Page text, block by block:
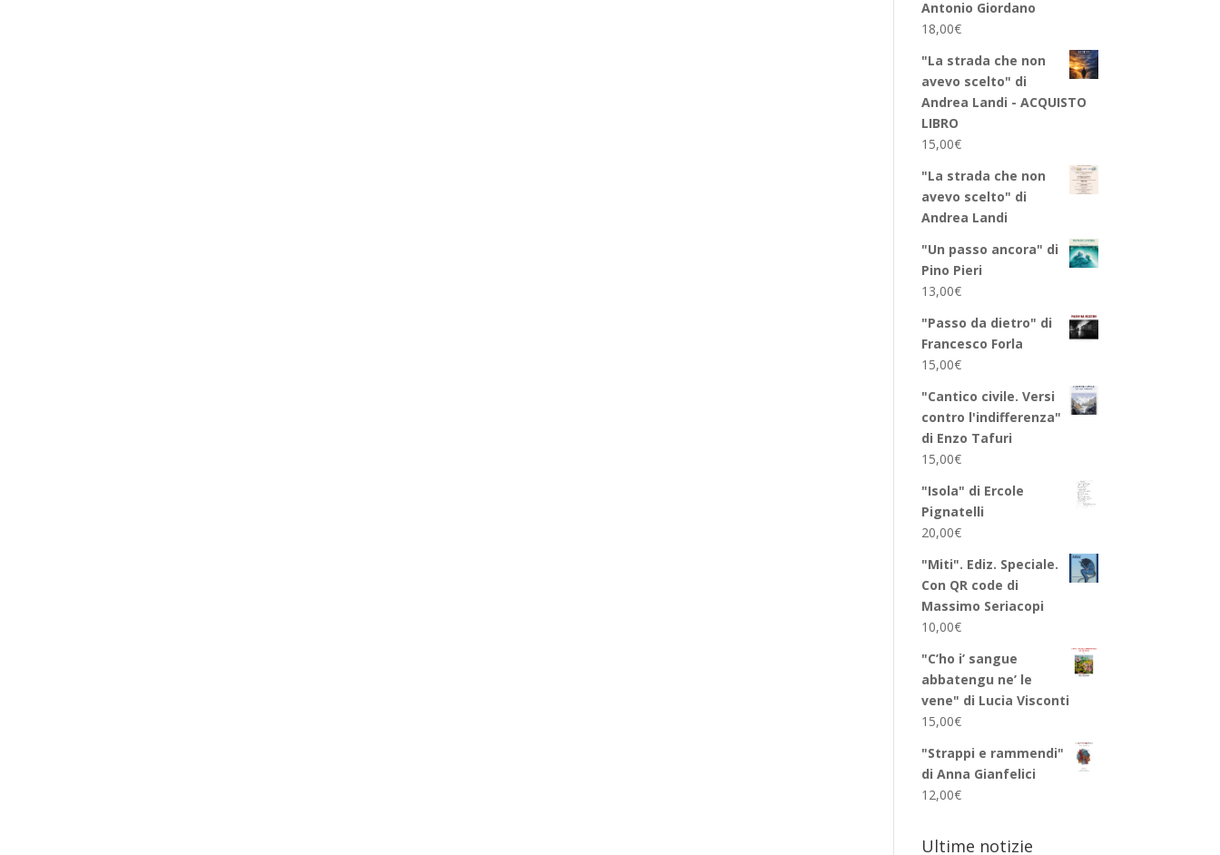
Antonio Giordano
18,00€
"La strada che non
avevo scelto" di
Andrea Landi - ACQUISTO
LIBRO
15,00€
"La strada che non
avevo scelto" di
Andrea Landi
"Un passo ancora" di
Pino Pieri
13,00€
"Passo da dietro" di
Francesco Forla
15,00€
"Cantico civile. Versi
contro l'indifferenza"
di Enzo Tafuri
15,00€
"Isola" di Ercole
Pignatelli
20,00€
"Miti". Ediz. Speciale.
Con QR code di
Massimo Seriacopi
10,00€
"C’ho i’ sangue
abbatengu ne’ le
vene" di Lucia Visconti
15,00€
"Strappi e rammendi"
di Anna Gianfelici
12,00€
Ultime notizie